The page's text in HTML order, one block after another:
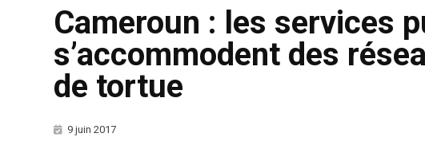
Cameroun : les services
s’accommodent des
de tortue
9 juin 2017